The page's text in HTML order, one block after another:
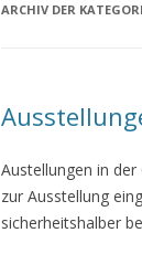
ARCHIV DER
Austellungen in
zur Ausstellung
sicherheitshalber